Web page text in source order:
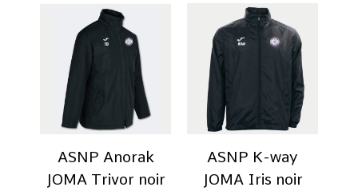
ASNP Anorak
JOMA Trivor noir
ASNP K-way
JOMA Iris noir